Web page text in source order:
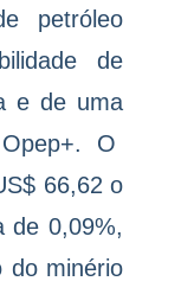
petróleo
de
e de uma
O
66,62 o
de 0,09%,
do minério